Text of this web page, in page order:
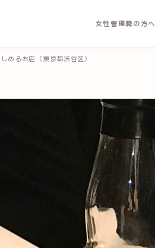
女性管理職の方へ
めるお店（東京都渋谷区）